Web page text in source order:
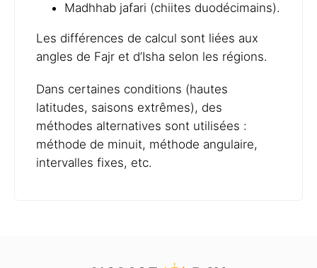
Madhhab jafari (chiites duodécimains).
Les différences de calcul sont liées aux
angles de Fajr et d’Isha selon les régions.
Dans certaines conditions (hautes
latitudes, saisons extrêmes), des
méthodes alternatives sont utilisées :
méthode de minuit, méthode angulaire,
intervalles fixes, etc.